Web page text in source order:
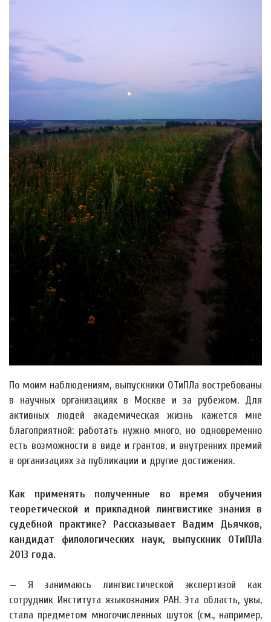
По моим наблюдениям, выпускники ОТиПЛа востребованы
в научных организациях в Москве и за рубежом. Для
активных людей академическая жизнь кажется мне
благоприятной: работать нужно много, но одновременно
есть возможности в виде и грантов, и внутренних премий
в организациях за публикации и другие достижения.
Как применять полученные во время обучения
теоретической и прикладной лингвистике знания в
судебной практике? Рассказывает Вадим Дьячков,
кандидат филологических наук, выпускник ОТиПЛа
2013 года.
— Я занимаюсь лингвистической экспертизой как
сотрудник Института языкознания РАН. Эта область, увы,
стала предметом многочисленных шуток (см., например,